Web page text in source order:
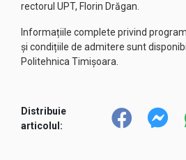
rectorul UPT, Florin Drăgan.
Informațiile complete privind
și condițiile de admitere sunt
Politehnica Timișoara.
Distribuie
articolul: